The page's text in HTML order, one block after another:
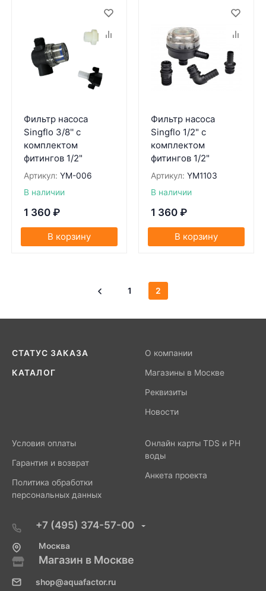
Фильтр насоса
Singflo 3/8'' с
комплектом
фитингов 1/2"
Артикул: YM-006
В наличии
1 360 ₽
В корзину
Фильтр насоса
Singflo 1/2" с
комплектом
фитингов 1/2"
Артикул: YM1103
В наличии
1 360 ₽
В корзину
1 2
СТАТУС ЗАКАЗА
КАТАЛОГ
О компании
Магазины в Москве
Реквизиты
Новости
Условия оплаты
Гарантия и возврат
Политика обработки
персональных данных
Онлайн карты TDS и PH
воды
Анкета проекта
+7 (495) 374-57-00
Москва
Магазин в Москве
shop@aquafactor.ru